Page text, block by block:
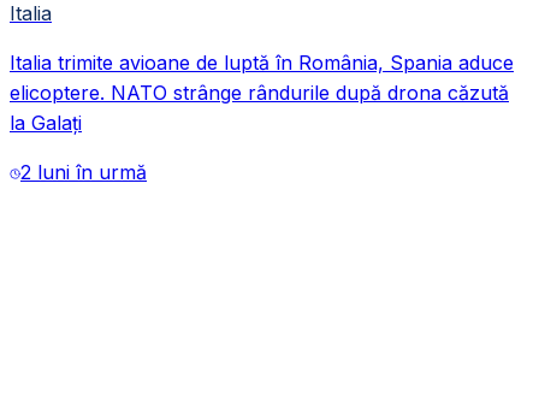
VIDEO
Italia
Italia trimite avioane de luptă în România, Spania aduce
elicoptere. NATO strânge rândurile după drona căzută
la Galați
2 luni în urmă